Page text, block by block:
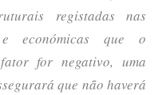
registadas nas
e económicas que o
for negativo, uma
que não haverá